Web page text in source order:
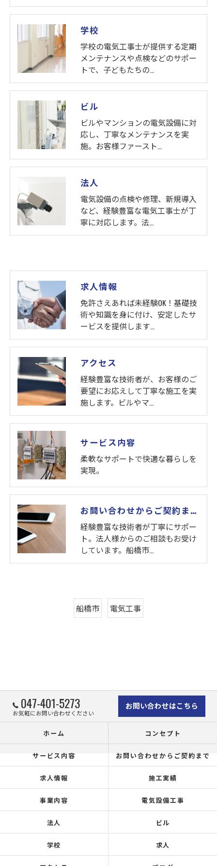
学校
学校の電気工事士が提供する定期
メンテナンスや点検などのサポー
トで、子どもたちの…
ビル
ビルやマンションの電気設備に対
応し、丁寧なメンテナンスを実
施。お客様ファースト…
法人
電気設備の点検や修理、新規導入
など、経験豊富な電気工事士が丁
寧に対応します。法…
求人情報
免許さえあれば未経験OK！基礎技
術や知識を身に付け、安定したサ
ービスを提供します…
アクセス
経験豊富な技術者が、お客様のご
要望にお応えして丁寧な施工を実
施します。ビルやマ…
サービス内容
柔軟なサポートで快適な暮らしを
実現。
お問い合わせからご契約まで
経験豊富な技術者が丁寧にサポー
ト。法人様からのご相談もお受け
しています。船橋市…
船橋市 電気工事
047-401-5273
お気軽にお問い合わせください
お問い合わせはこちら
ホーム コンセプト
サービス内容 お問い合わせからご契約まで
求人情報 施工実績
事業内容 電気設備工事
法人 ビル
学校 求人